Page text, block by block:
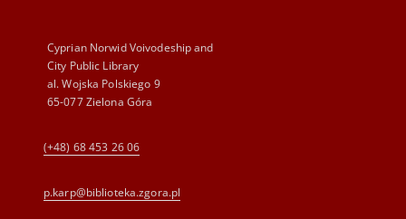
Cyprian Norwid Voivodeship and
City Public Library
al. Wojska Polskiego 9
65-077 Zielona Góra
(+48) 68 453 26 06
p.karp@biblioteka.zgora.pl